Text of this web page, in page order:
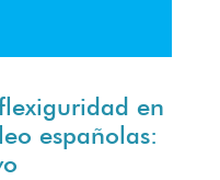
en
españolas: